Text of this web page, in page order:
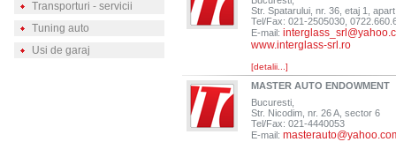
Transporturi - servicii
Tuning auto
Usi de garaj
Str. Spatarului, nr. 36, etaj 1,
Tel/Fax: 021-2505030,
E-mail:
www.interglass-srl.ro
[detalii...]
MASTER AUTO ENDOWMENT
Bucuresti,
Str. Nicodim, nr. 26 A, sector 6
Tel/Fax: 021-4440053
E-mail: